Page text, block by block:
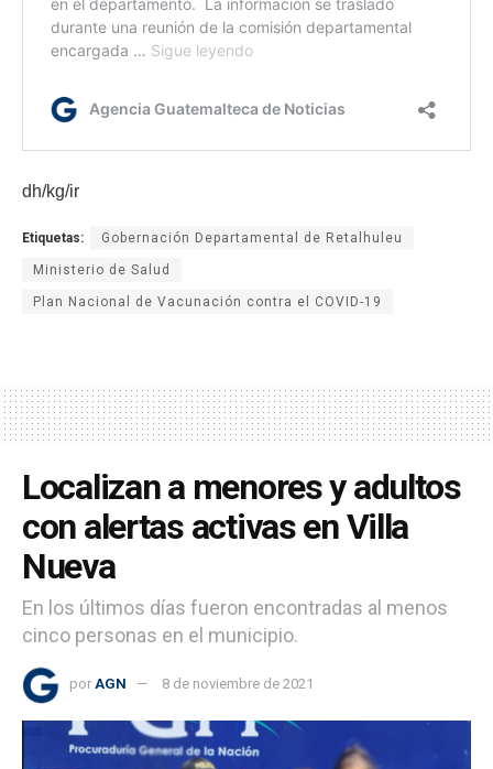
dh/kg/ir
Etiquetas: Gobernación Departamental de Retalhuleu
Ministerio de Salud
Plan Nacional de Vacunación contra el COVID-19
Localizan a menores y adultos
con alertas activas en Villa
Nueva
En los últimos días fueron encontradas al menos
cinco personas en el municipio.
por AGN 8 de noviembre de 2021